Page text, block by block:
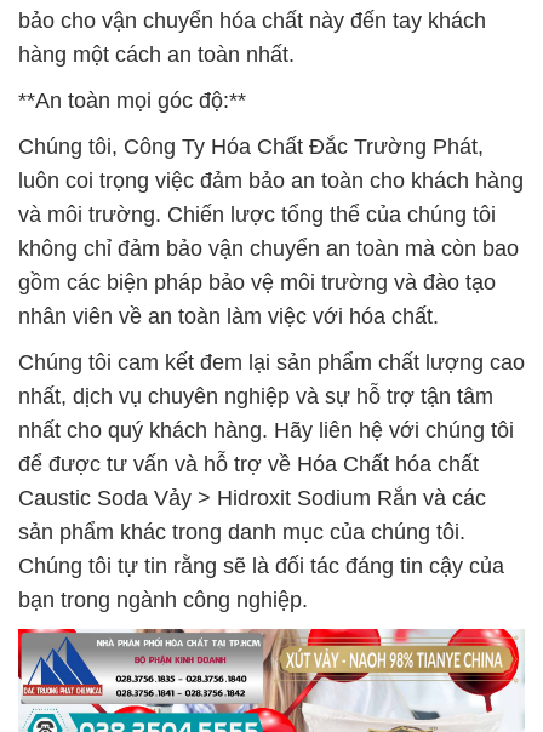
bảo cho vận chuyển hóa chất này đến tay khách
hàng một cách an toàn nhất.
**An toàn mọi góc độ:**
Chúng tôi, Công Ty Hóa Chất Đắc Trường Phát,
luôn coi trọng việc đảm bảo an toàn cho khách hàng
và môi trường. Chiến lược tổng thể của chúng tôi
không chỉ đảm bảo vận chuyển an toàn mà còn bao
gồm các biện pháp bảo vệ môi trường và đào tạo
nhân viên về an toàn làm việc với hóa chất.
Chúng tôi cam kết đem lại sản phẩm chất lượng cao
nhất, dịch vụ chuyên nghiệp và sự hỗ trợ tận tâm
nhất cho quý khách hàng. Hãy liên hệ với chúng tôi
để được tư vấn và hỗ trợ về Hóa Chất hóa chất
Caustic Soda Vảy > Hidroxit Sodium Rắn và các
sản phẩm khác trong danh mục của chúng tôi.
Chúng tôi tự tin rằng sẽ là đối tác đáng tin cậy của
bạn trong ngành công nghiệp.